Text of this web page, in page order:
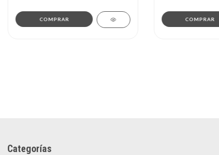
Categorías